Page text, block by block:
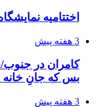
اختتامیه
3 هفته پیش
کامران در جنوب/
بس که جانِ خانه
3 هفته پیش